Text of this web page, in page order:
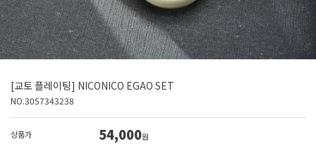
[교토 플레이팅] NICONICO EGAO SET
NO.3057343238
상품가 54,000원